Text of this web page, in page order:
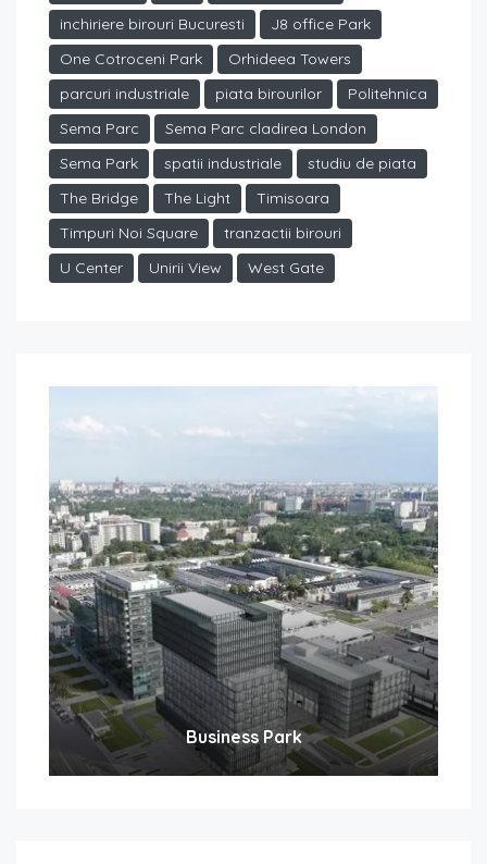
inchiriere birouri Bucuresti
J8 office Park
One Cotroceni Park
Orhideea Towers
parcuri industriale
piata birourilor
Politehnica
Sema Parc
Sema Parc cladirea London
Sema Park
spatii industriale
studiu de piata
The Bridge
The Light
Timisoara
Timpuri Noi Square
tranzactii birouri
U Center
Unirii View West Gate
Business Park